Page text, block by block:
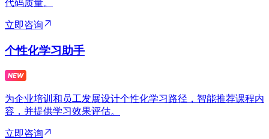
代码质量。
立即咨询
个性化学习助手
为企业培训和员工发展设计个性化学习路径，智能推荐课程内
容，并提供学习效果评估。
立即咨询